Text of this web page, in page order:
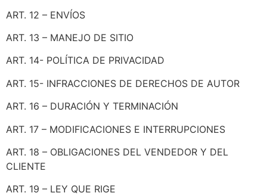
ART. 12 – ENVÍOS
ART. 13 – MANEJO DE SITIO
ART. 14- POLÍTICA DE PRIVACIDAD
ART. 15- INFRACCIONES DE DERECHOS DE AUTOR
ART. 16 – DURACIÓN Y TERMINACIÓN
ART. 17 – MODIFICACIONES E INTERRUPCIONES
ART. 18 – OBLIGACIONES DEL VENDEDOR Y DEL
CLIENTE
ART. 19 – LEY QUE RIGE